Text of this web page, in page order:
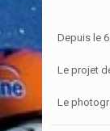
Depuis le
Le projet
Le